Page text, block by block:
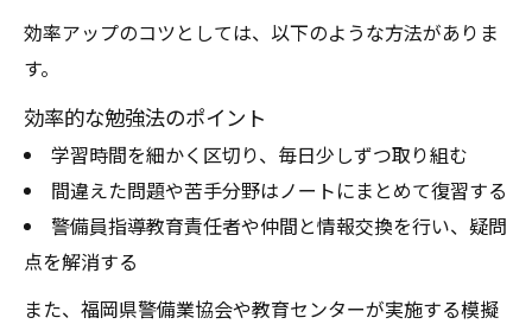
効率アップのコツとしては、以下のような方法がありま
す。
効率的な勉強法のポイント
学習時間を細かく区切り、毎日少しずつ取り組む
間違えた問題や苦手分野はノートにまとめて復習する
警備員指導教育責任者や仲間と情報交換を行い、疑問
点を解消する
また、福岡県警備業協会や教育センターが実施する模擬